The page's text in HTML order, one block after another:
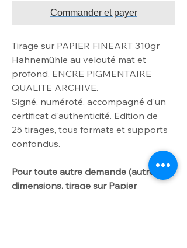
Commander et payer
Tirage sur PAPIER FINEART 310gr
Hahnemühle au velouté mat et
profond, ENCRE PIGMENTAIRE
QUALITE ARCHIVE.
Signé, numéroté, accompagné d'un
certificat d'authenticité. Edition de
25 tirages, tous formats et supports
confondus.
Pour toute autre demande (autres
dimensions, tirage sur Papier